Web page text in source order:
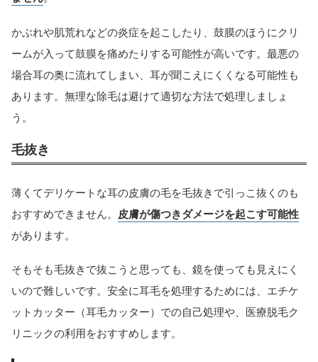
かぶれや肌荒れなどの炎症を起こしたり、鼓膜のほうにクリ
ームが入って鼓膜を痛めたりする可能性が高いです。最悪の
場合耳の奥に流れてしまい、耳が聞こえにくくなる可能性も
あります。無理な除毛は避けて適切な方法で処理しましょ
う。
毛抜き
薄くてデリケートな耳の皮膚の毛を毛抜きで引っこ抜くのも
おすすめできません。
皮膚が傷つきダメージを起こす可能性
があります。
そもそも毛抜きで抜こうと思っても、鏡を使っても見えにく
いので難しいです。安全に耳毛を処理するためには、エチケ
ットカッター（耳毛カッター）での自己処理や、医療脱毛ク
リニックの利用をおすすめします。